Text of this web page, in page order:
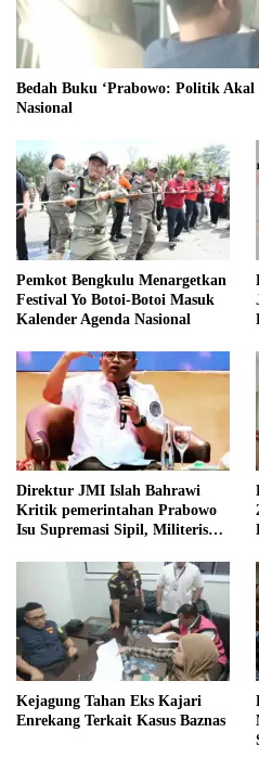
Bedah Buku ‘Prabowo: Politik Akal
Nasional
Pemkot Bengkulu Menargetkan
Festival Yo Botoi-Botoi Masuk
Kalender Agenda Nasional
Direktur JMI Islah Bahrawi
Kritik pemerintahan Prabowo
Isu Supremasi Sipil, Militerisasi,
Kejagung Tahan Eks Kajari
Enrekang Terkait Kasus Baznas